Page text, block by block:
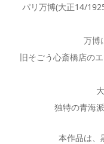
パリ万博(大正14/
万博
旧そごう心斎橋店の
独特の青海
本作品は、